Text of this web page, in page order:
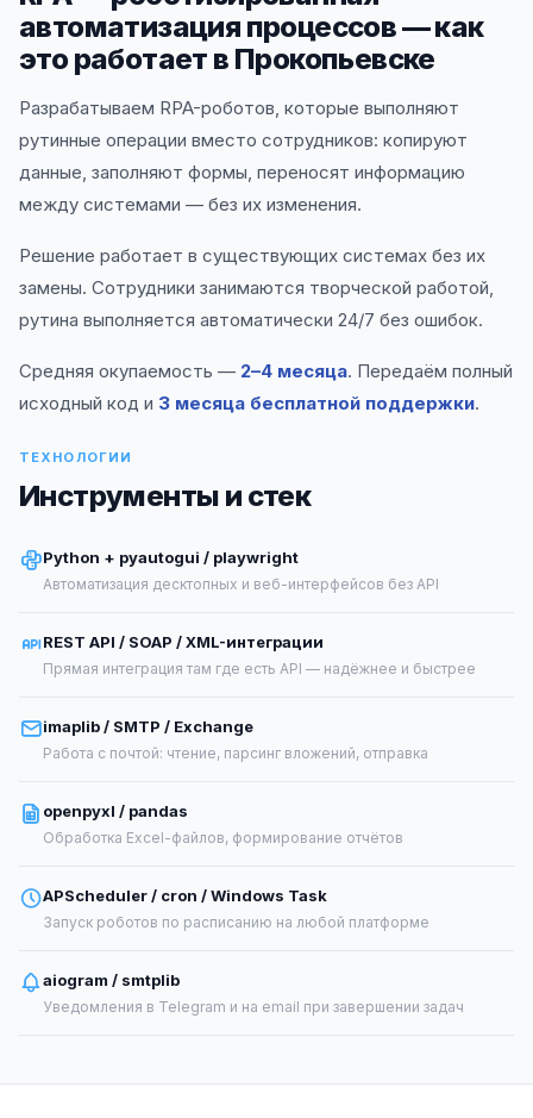
автоматизация процессов — как
это работает в Прокопьевске
Разрабатываем RPA-роботов, которые выполняют
рутинные операции вместо сотрудников: копируют
данные, заполняют формы, переносят информацию
между системами — без их изменения.
Решение работает в существующих системах без их
замены. Сотрудники занимаются творческой работой,
рутина выполняется автоматически 24/7 без ошибок.
Средняя окупаемость — 2–4 месяца. Передаём полный
исходный код и 3 месяца бесплатной поддержки.
ТЕХНОЛОГИИ
Инструменты и стек
Python + pyautogui / playwright
Автоматизация десктопных и веб-интерфейсов без API
REST API / SOAP / XML-интеграции
Прямая интеграция там где есть API — надёжнее и быстрее
imaplib / SMTP / Exchange
Работа с почтой: чтение, парсинг вложений, отправка
openpyxl / pandas
Обработка Excel-файлов, формирование отчётов
APScheduler / cron / Windows Task
Запуск роботов по расписанию на любой платформе
aiogram / smtplib
Уведомления в Telegram и на email при завершении задач